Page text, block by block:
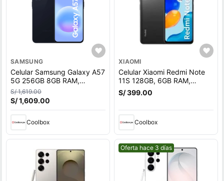
SAMSUNG
Celular Samsung Galaxy A57
5G 256GB 8GB RAM,
cámara trasera 50MP y
frontal 12MP, 6.7"", azul
oscuro
S/ 1,619.00
S/ 1,609.00
Coolbox
XIAOMI
Celular Xiaomi Redmi Note
11S 128GB, 6GB RAM,
cámara trasera 108MP y
frontal 16MP, 6.43"", gris
S/ 399.00
Coolbox
Mejor precio.
Oferta hace 3 días